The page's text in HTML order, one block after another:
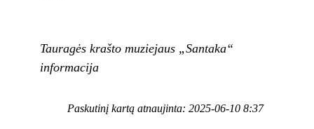
Tauragės krašto muziejaus „Santaka“
informacija
Paskutinį kartą atnaujinta: 2025-06-10 8:37